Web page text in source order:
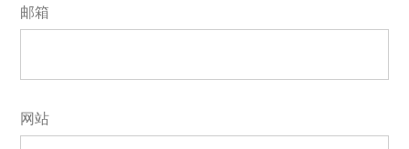
邮箱
网站